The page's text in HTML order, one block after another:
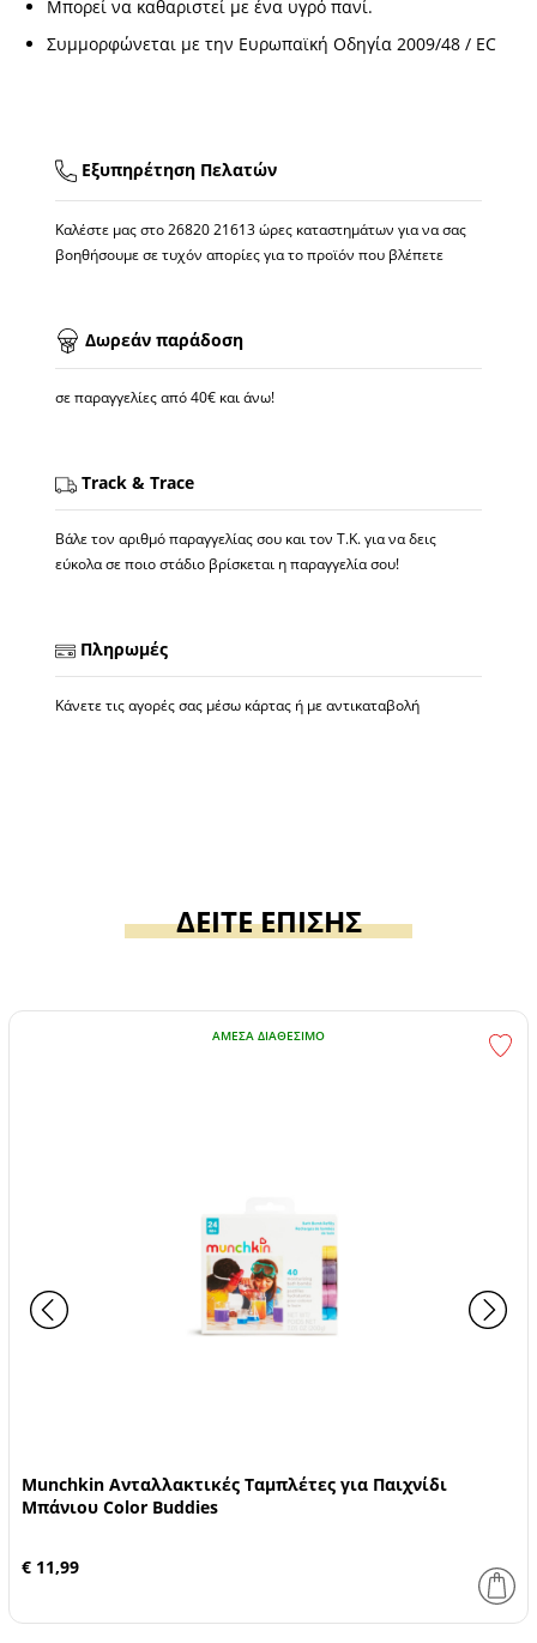
Μπορεί να καθαριστεί με ένα υγρό πανί.
Συμμορφώνεται με την Ευρωπαϊκή Οδηγία 2009/48 / EC
Εξυπηρέτηση Πελατών
Καλέστε μας στο26820 21613ώρες καταστημάτων για να σας
βοηθήσουμε σε τυχόν απορίες για το προϊόν που βλέπετε
Δωρεάν παράδοση
σε παραγγελίες από 40€ και άνω!
Track & Trace
Βάλε τον αριθμό παραγγελίας σου και τον Τ.Κ. για να δεις
εύκολα σε ποιο στάδιο βρίσκεται η παραγγελία σου!
Πληρωμές
Κάνετε τις αγορές σας μέσω κάρτας ή με αντικαταβολή
ΔΕΙΤΕ ΕΠΙΣΗΣ
ΆΜΕΣΑ ΔΙΑΘΈΣΙΜΟ
Munchkin Ανταλλακτικές Ταμπλέτες για Παιχνίδι
Μπάνιου Color Buddies
€ 11,99